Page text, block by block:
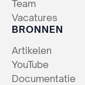
Team
Vacatures
BRONNEN
Artikelen
YouTube
Documentatie